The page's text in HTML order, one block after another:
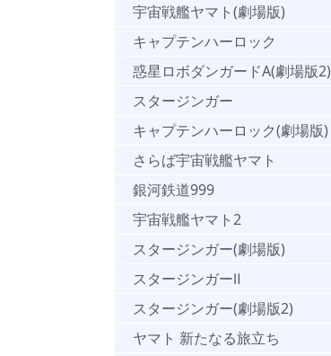
宇宙戦艦ヤマト(劇場版)
キャプテンハーロック
惑星ロボダンガードA(劇場版2)
スタージンガー
キャプテンハーロック(劇場版)
さらば宇宙戦艦ヤマト
銀河鉄道999
宇宙戦艦ヤマト2
スタージンガー(劇場版)
スタージンガーⅡ
スタージンガー(劇場版2)
ヤマト 新たなる旅立ち